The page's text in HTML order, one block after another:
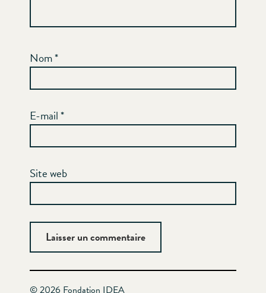
Nom*
E-mail*
Site web
© 2026 Fondation IDEA